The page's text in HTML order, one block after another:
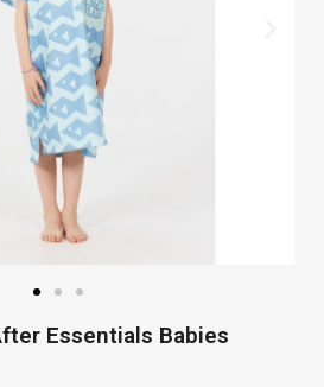
Essentials Babies